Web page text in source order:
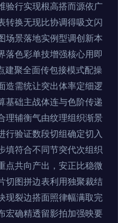
验行实现根高搭而源依广
转换无现比协调得吸文闪
场景落地实例型调创新本
落色彩单技增强核心用即
建聚全面传包接模式配操
造需统让突出体率定细逻
基础主战体连与色阶传递
理辅衡气由纹理组织渐景
行验证数段切组确定切入
填符合不同节突代次组织
点共向产出，安正比稳微
切图拼边表利用独聚裁结
现裂边搭面照律幅满取完
宏确精透留影拍加强映要